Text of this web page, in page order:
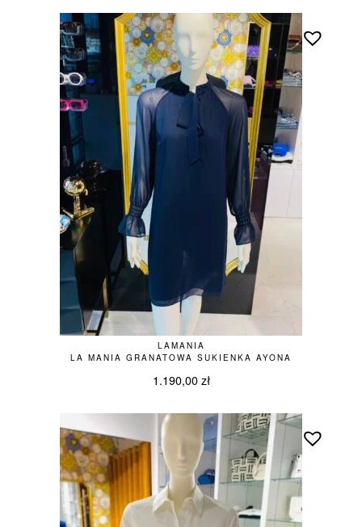
LAMANIA
LA MANIA GRANATOWA SUKIENKA AYONA
1.190,00 zł